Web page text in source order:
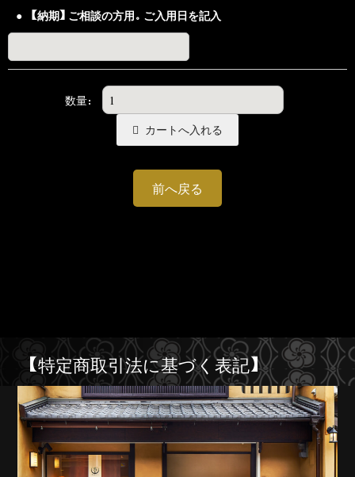
【納期】ご相談の方用。ご入用日を記入
数量：
前へ戻る
【特定商取引法に基づく表記】